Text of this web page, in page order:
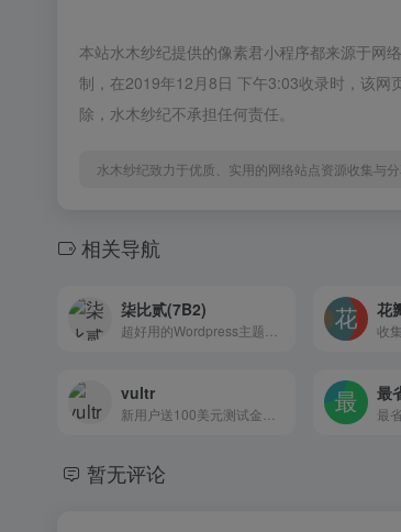
本站水木纱纪提供的像素君小程序都来源于网
制，在2019年12月8日 下午3:03收录时，该网
除，水木纱纪不承担任何责任。
水木纱纪致力于优质、实用的网络站点资源收集与分
相关导航
柒比贰(7B2) 花
收
vultr 最
暂无评论